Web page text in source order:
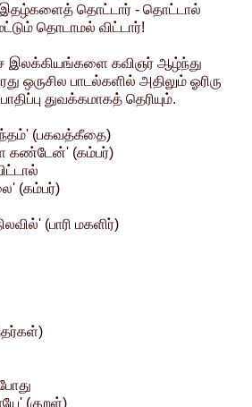
இதழ்களைத் தொட்டார் - தொட்டால்
தொடாமல் விட்டார்!
இலக்கியங்களை கவிஞர் ஆழ்ந்து
ஒருசில பாடல்களில் அதிலும் ஓரிரு
துவக்கமாகத் தெரியும்.
(பகவத்கீதை)
(கம்பர்)
(கம்பர்)
(பாரி மகளிர்)
(குறள்)